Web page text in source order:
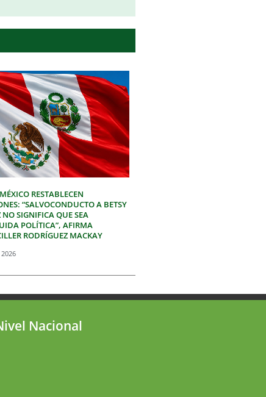
RESTABLECEN
“SALVOCONDUCTO A BETSY
NO SIGNIFICA QUE SEA
POLÍTICA”, AFIRMA
RODRÍGUEZ MACKAY
Nacional